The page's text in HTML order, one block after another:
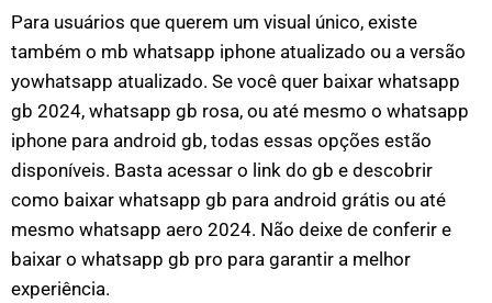
Para usuários que querem um visual único, existe
também o mb whatsapp iphone atualizado ou a versão
yowhatsapp atualizado. Se você quer baixar whatsapp
gb 2024, whatsapp gb rosa, ou até mesmo o whatsapp
iphone para android gb, todas essas opções estão
disponíveis. Basta acessar o link do gb e descobrir
como baixar whatsapp gb para android grátis ou até
mesmo whatsapp aero 2024. Não deixe de conferir e
baixar o whatsapp gb pro para garantir a melhor
experiência.